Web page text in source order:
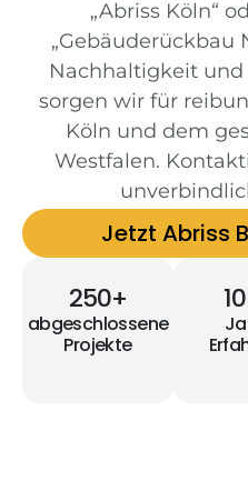
„Abriss Köln“
„Gebäuderückbau
Nachhaltigkeit
sorgen wir für
Köln und dem
Westfalen.
Jetzt Abriss
abgeschlossene
Projekte
250+ 10